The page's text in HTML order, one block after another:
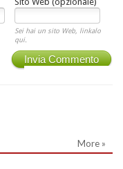
Sei hai un sito Web, linkalo
qui.
Invia Commento
More »